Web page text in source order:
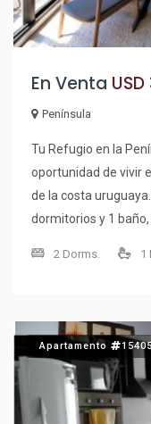
En Venta
Península
Tu Refugio en la
oportunidad de vivir
de la costa
dormitorios y 1
espacio ideal para
amigos. La
te invitarán a
Además, podrás
2 Dorms. 1
Apartamento